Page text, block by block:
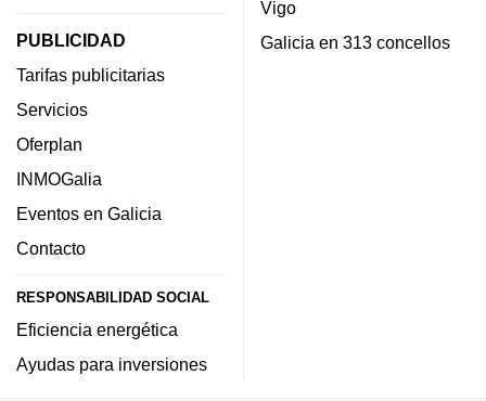
PUBLICIDAD
Tarifas publicitarias
Servicios
Oferplan
INMOGalia
Eventos en Galicia
Contacto
RESPONSABILIDAD SOCIAL
Eficiencia energética
Ayudas para inversiones
Vigo
Galicia en 313 concellos